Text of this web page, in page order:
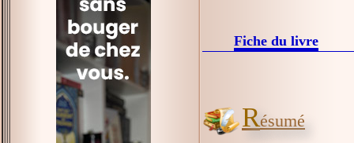
Fiche du livre
Résumé